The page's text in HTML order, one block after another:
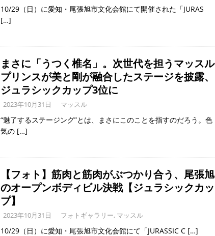
10/29（日）に愛知・尾張旭市文化会館にて開催された「JURAS
[…]
まさに「うつく椎名」。次世代を担うマッスル
プリンスが美と剛が融合したステージを披露、
ジュラシックカップ3位に
2023年10月31日 マッスル
“魅了するステージング”とは、まさにこのことを指すのだろう。色
気の […]
【フォト】筋肉と筋肉がぶつかり合う、尾張旭
のオープンボディビル決戦【ジュラシックカッ
プ】
2023年10月31日 フォトギャラリー, マッスル
10/29（日）に愛知・尾張旭市文化会館にて「JURASSIC C […]